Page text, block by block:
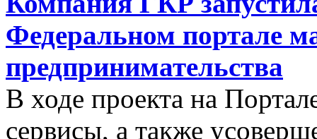
Федеральном портале
предпринимательства
В ходе проекта на
сервисы, а также